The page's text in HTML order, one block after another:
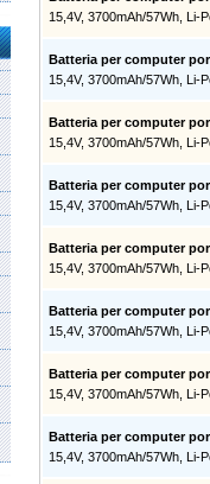
15,4V, 3700mAh/57Wh, Li-
Batteria per computer
15,4V, 3700mAh/57Wh, Li-
Batteria per computer
15,4V, 3700mAh/57Wh, Li-
Batteria per computer
15,4V, 3700mAh/57Wh, Li-
Batteria per computer
15,4V, 3700mAh/57Wh, Li-
Batteria per computer
15,4V, 3700mAh/57Wh, Li-
Batteria per computer
15,4V, 3700mAh/57Wh, Li-
Batteria per computer
15,4V, 3700mAh/57Wh, Li-